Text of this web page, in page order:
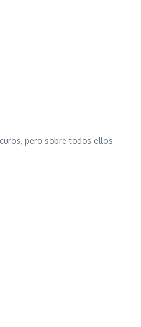
pero sobre todos ellos